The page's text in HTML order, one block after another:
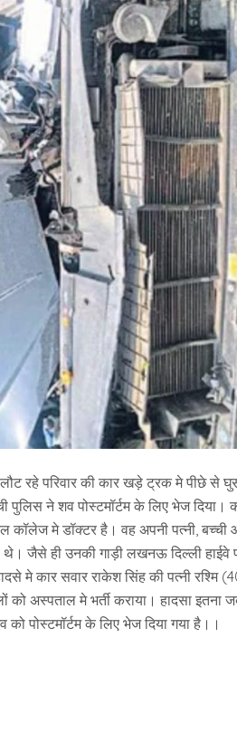
रहे परिवार की कार खड़े ट्रक मे पीछे से
पुलिस ने शव पोस्टमॉर्टम के लिए भेज दिया।
कॉलेज मे डॉक्टर है। वह अपनी पत्नी, बच्ची
थे। जैसे ही उनकी गाड़ी लखनऊ दिल्ली
मे कार सवार राकेश सिंह की पत्नी रश्मि
अस्पताल मे भर्ती कराया। हादसा इतना
पोस्टमॉर्टम के लिए भेज दिया गया है।।